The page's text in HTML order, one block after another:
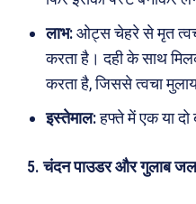
छत्तीसगढ़
देश
दुनिया
राजनीति
अपराध
लाभ:ओट्स चेहरे से मृत
करता है। दही के साथ
करता है, जिससे त्वचा
इस्तेमाल:हफ्ते में एक या दो
5. चंदन पाउडर और गुलाब